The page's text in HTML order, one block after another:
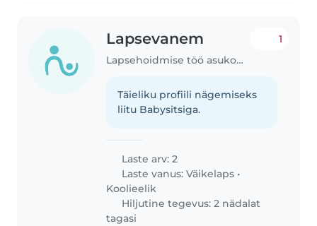
Lapsevanem
Lapsehoidmise töö asukohas Kehtna
1
Täieliku profiili nägemiseks
liitu Babysitsiga.
Laste arv: 2
Laste vanus:Väikelaps •
Koolieelik
Hiljutine tegevus: 2 nädalat
tagasi